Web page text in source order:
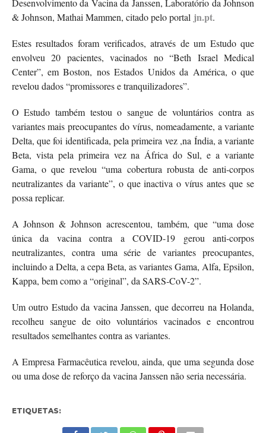
Desenvolvimento da Vacina da Janssen, Laboratório da Johnson
& Johnson, Mathai Mammen, citado pelo portal jn.pt.
Estes resultados foram verificados, através de um Estudo que
envolveu 20 pacientes, vacinados no “Beth Israel Medical
Center”, em Boston, nos Estados Unidos da América, o que
revelou dados “promissores e tranquilizadores”.
O Estudo também testou o sangue de voluntários contra as
variantes mais preocupantes do vírus, nomeadamente, a variante
Delta, que foi identificada, pela primeira vez ,na Índia, a variante
Beta, vista pela primeira vez na África do Sul, e a variante
Gama, o que revelou “uma cobertura robusta de anti-corpos
neutralizantes da variante”, o que inactiva o vírus antes que se
possa replicar.
A Johnson & Johnson acrescentou, também, que “uma dose
única da vacina contra a COVID-19 gerou anti-corpos
neutralizantes, contra uma série de variantes preocupantes,
incluindo a Delta, a cepa Beta, as variantes Gama, Alfa, Epsilon,
Kappa, bem como a “original”, da SARS-CoV-2”.
Um outro Estudo da vacina Janssen, que decorreu na Holanda,
recolheu sangue de oito voluntários vacinados e encontrou
resultados semelhantes contra as variantes.
A Empresa Farmacêutica revelou, ainda, que uma segunda dose
ou uma dose de reforço da vacina Janssen não seria necessária.
ETIQUETAS: